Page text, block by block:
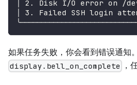
│ 2. Disk I/O error on
│ 3. Failed SSH login
如果任务失败，你会看到错误通知
display.bell_on_complete ，